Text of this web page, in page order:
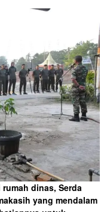
dinas, Serda
yang mendalam